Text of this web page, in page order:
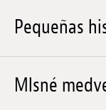
Pequeñas
Mlsné